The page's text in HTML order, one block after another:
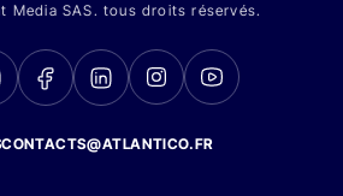
Media SAS. tous droits réservés.